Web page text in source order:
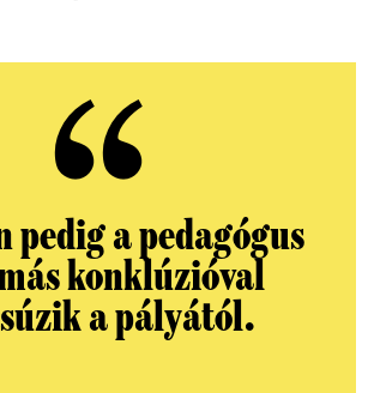
pedig a pedagógus
konklúzióval
a pályától.